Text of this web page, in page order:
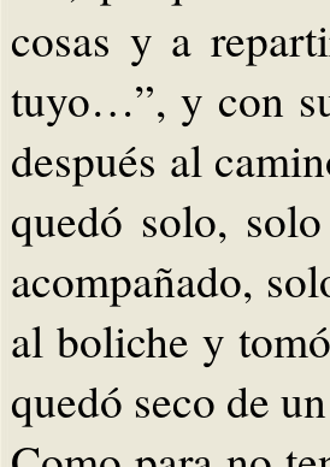
cosas y a
tuyo…”, y con
después al
quedó solo,
acompañado,
al boliche y
quedó seco de